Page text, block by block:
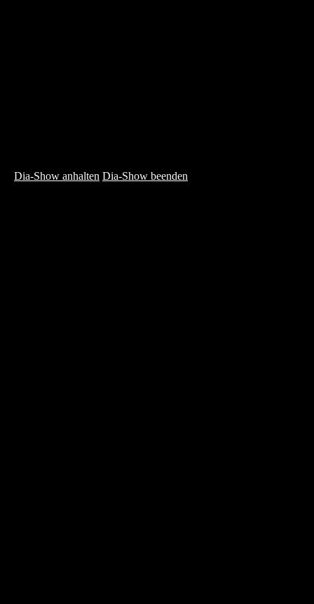
Dia-Show anhalten Dia-Show beenden